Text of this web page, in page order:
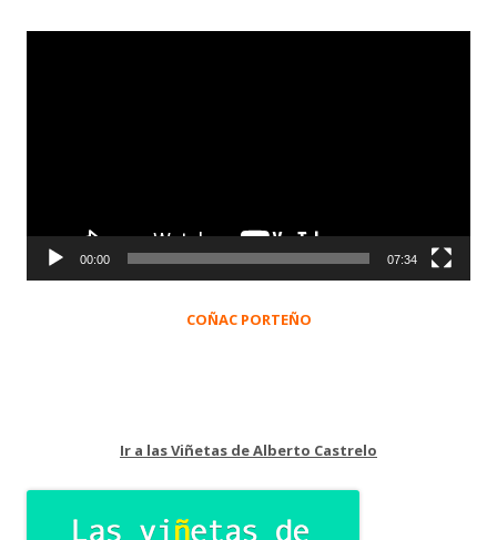
00:00 07:34
COÑAC PORTEÑO
Ir a las Viñetas de Alberto Castrelo